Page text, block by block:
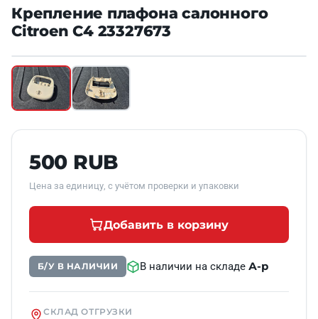
Крепление плафона салонного
Citroen C4 23327673
Б/У В НАЛИЧИИ
500 RUB
Цена за единицу, с учётом проверки и упаковки
Добавить в корзину
Б/У В НАЛИЧИИ В наличии на складеА-р
СКЛАД ОТГРУЗКИ